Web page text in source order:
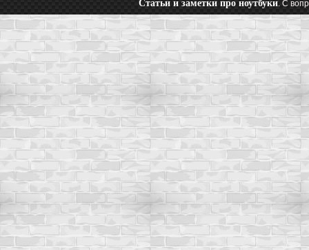
Статьи и заметки про ноутбуки. С